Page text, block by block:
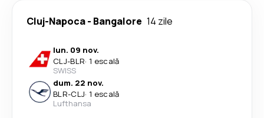
Cluj-Napoca- Bangalore 14 zile
lun. 09 nov.
CLJ-BLR· 1 escală
SWISS
dum. 22 nov.
BLR-CLJ· 1 escală
Lufthansa